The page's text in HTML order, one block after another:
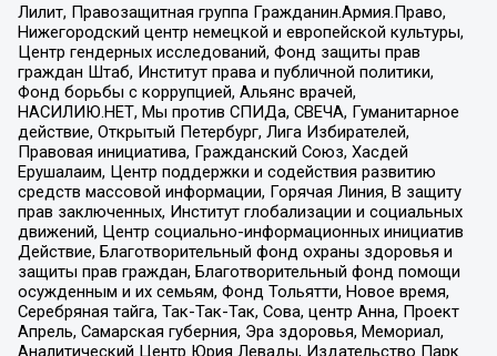
Лилит, Правозащитная группа Гражданин.Армия.Право,
Нижегородский центр немецкой и европейской культуры,
Центр гендерных исследований, Фонд защиты прав
граждан Штаб, Институт права и публичной политики,
Фонд борьбы с коррупцией, Альянс врачей,
НАСИЛИЮ.НЕТ, Мы против СПИДа, СВЕЧА, Гуманитарное
действие, Открытый Петербург, Лига Избирателей,
Правовая инициатива, Гражданский Союз, Хасдей
Ерушалаим, Центр поддержки и содействия развитию
средств массовой информации, Горячая Линия, В защиту
прав заключенных, Институт глобализации и социальных
движений, Центр социально-информационных инициатив
Действие, Благотворительный фонд охраны здоровья и
защиты прав граждан, Благотворительный фонд помощи
осужденным и их семьям, Фонд Тольятти, Новое время,
Серебряная тайга, Так-Так-Так, Сова, центр Анна, Проект
Апрель, Самарская губерния, Эра здоровья, Мемориал,
Аналитический Центр Юрия Левады, Издательство Парк